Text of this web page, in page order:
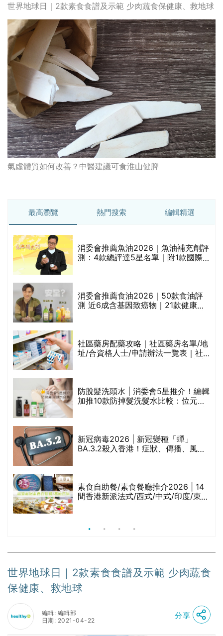
世界地球日｜2款素食食譜及示範 少肉蔬食保健康、救地球
氣虛體質如何改善？中醫建議可食淮山健脾
最高瀏覽 熱門搜索 編輯精選
消委會推薦魚油2026｜魚油補充劑評
測：4款總評達5星名單｜附1款國際
消委會推薦食油2026｜50款食油評
測 近6成含基因致癌物｜21款健康煮
社區藥房配藥攻略｜社區藥房名單/地
址/合資格人士/申請辦法一覽表｜社
防脫髮洗頭水 | 消委會5星推介！編輯
加推10款防掉髮洗髮水比較：位元
新冠病毒2026 | 新冠變種「蟬」
BA.3.2殺入香港！症狀、傳播、風險
素食自助餐/素食餐廳推介2026 | 14
間香港新派法式/西式/中式/印度/東南
世界地球日｜2款素食食譜及示範 少肉蔬食
保健康、救地球
編輯: 編輯部
日期: 2021-04-22
分享